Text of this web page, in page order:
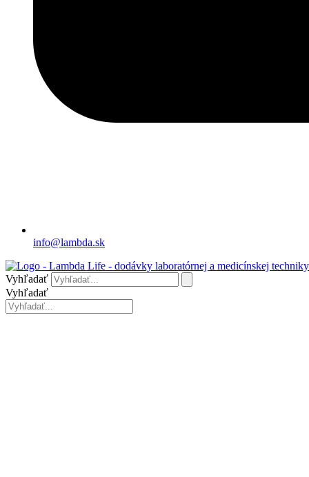
info@lambda.sk
Vyhľadať
Vyhľadať